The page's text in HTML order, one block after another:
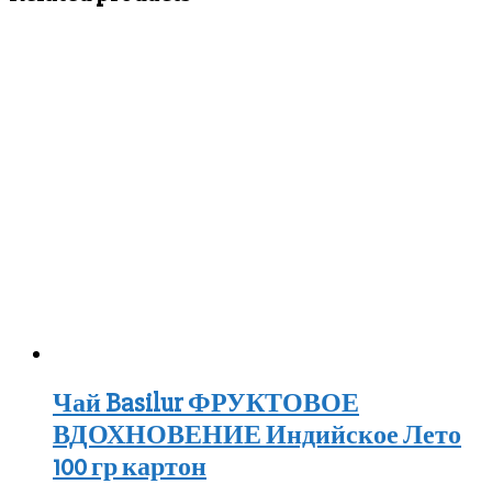
Чай Basilur ФРУКТОВОЕ
ВДОХНОВЕНИЕ Индийское Лето
100 гр картон